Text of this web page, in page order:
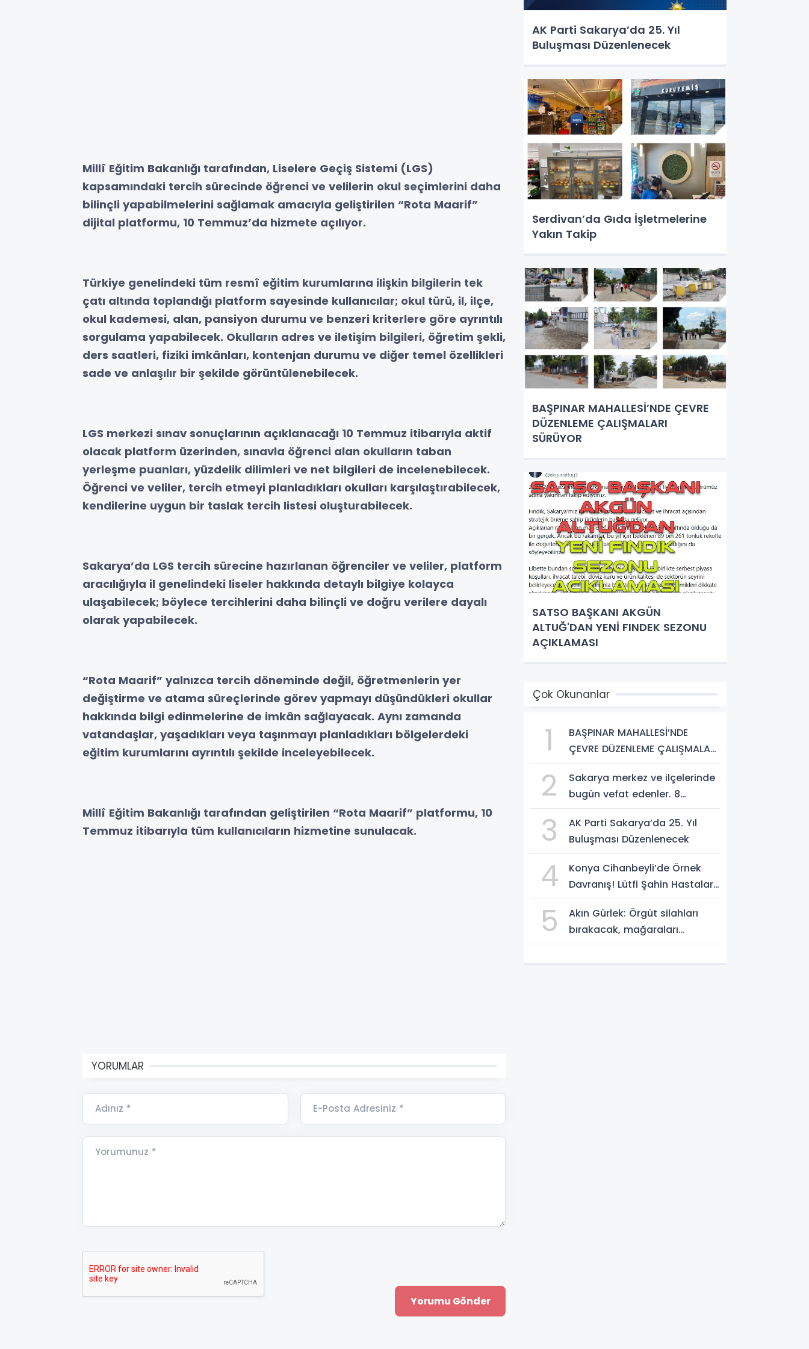
Millî Eğitim Bakanlığı tarafından, Liselere Geçiş Sistemi (LGS)
kapsamındaki tercih sürecinde öğrenci ve velilerin okul seçimlerini daha
bilinçli yapabilmelerini sağlamak amacıyla geliştirilen “Rota Maarif”
dijital platformu, 10 Temmuz’da hizmete açılıyor.
Türkiye genelindeki tüm resmî eğitim kurumlarına ilişkin bilgilerin tek
çatı altında toplandığı platform sayesinde kullanıcılar; okul türü, il, ilçe,
okul kademesi, alan, pansiyon durumu ve benzeri kriterlere göre ayrıntılı
sorgulama yapabilecek. Okulların adres ve iletişim bilgileri, öğretim şekli,
ders saatleri, fiziki imkânları, kontenjan durumu ve diğer temel özellikleri
sade ve anlaşılır bir şekilde görüntülenebilecek.
LGS merkezi sınav sonuçlarının açıklanacağı 10 Temmuz itibarıyla aktif
olacak platform üzerinden, sınavla öğrenci alan okulların taban
yerleşme puanları, yüzdelik dilimleri ve net bilgileri de incelenebilecek.
Öğrenci ve veliler, tercih etmeyi planladıkları okulları karşılaştırabilecek,
kendilerine uygun bir taslak tercih listesi oluşturabilecek.
Sakarya’da LGS tercih sürecine hazırlanan öğrenciler ve veliler, platform
aracılığıyla il genelindeki liseler hakkında detaylı bilgiye kolayca
ulaşabilecek; böylece tercihlerini daha bilinçli ve doğru verilere dayalı
olarak yapabilecek.
“Rota Maarif” yalnızca tercih döneminde değil, öğretmenlerin yer
değiştirme ve atama süreçlerinde görev yapmayı düşündükleri okullar
hakkında bilgi edinmelerine de imkân sağlayacak. Aynı zamanda
vatandaşlar, yaşadıkları veya taşınmayı planladıkları bölgelerdeki
eğitim kurumlarını ayrıntılı şekilde inceleyebilecek.
Millî Eğitim Bakanlığı tarafından geliştirilen “Rota Maarif” platformu, 10
Temmuz itibarıyla tüm kullanıcıların hizmetine sunulacak.
YORUMLAR
Adınız * E-Posta Adresiniz *
Yorumunuz *
AK Parti Sakarya’da 25. Yıl
Buluşması Düzenlenecek
Serdivan’da Gıda İşletmelerine
Yakın Takip
BAŞPINAR MAHALLESİ’NDE ÇEVRE
DÜZENLEME ÇALIŞMALARI
SÜRÜYOR
SATSO BAŞKANI AKGÜN
ALTUĞ'DAN YENİ FINDEK SEZONU
AÇIKLAMASI
Çok Okunanlar
1
BAŞPINAR MAHALLESİ’NDE
ÇEVRE DÜZENLEME ÇALIŞMALARI
2
Sakarya merkez ve ilçelerinde
bugün vefat edenler. 8
3
AK Parti Sakarya’da 25. Yıl
Buluşması Düzenlenecek
4
Konya Cihanbeyli’de Örnek
Davranış! Lütfi Şahin Hastalara
5
Akın Gürlek: Örgüt silahları
bırakacak, mağaraları